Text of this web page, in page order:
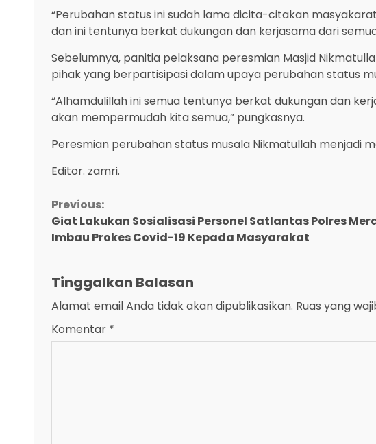
“Perubahan status ini sudah lama dicita-citakan masyakarat
dan ini tentunya berkat dukungan dan kerjasama dari
Sebelumnya, panitia pelaksana peresmian Masjid
pihak yang berpartisipasi dalam upaya perubahan status
“Alhamdulillah ini semua tentunya berkat dukungan dan
akan mempermudah kita semua,” pungkasnya.
Peresmian perubahan status musala Nikmatullah menjadi
Editor. zamri.
Continue
Reading
Previous:
Giat Lakukan Sosialisasi Personel Satlantas Polres
Imbau Prokes Covid-19 Kepada Masyarakat
Tinggalkan Balasan
Alamat email Anda tidak akan dipublikasikan. Ruas yang
Komentar *